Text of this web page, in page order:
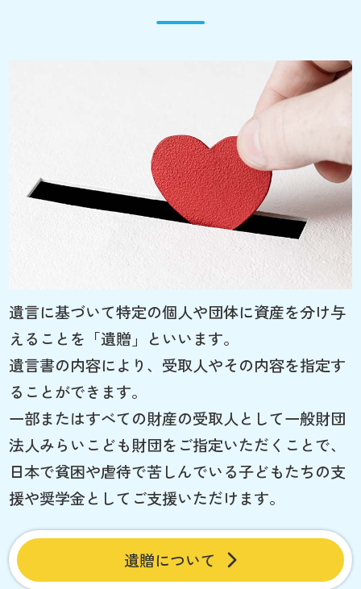
遺言に基づいて特定の個人や団体に資産を分け与
えることを「遺贈」といいます。
遺言書の内容により、受取人やその内容を指定す
ることができます。
一部またはすべての財産の受取人として一般財団
法人みらいこども財団をご指定いただくことで、
日本で貧困や虐待で苦しんでいる子どもたちの支
援や奨学金としてご支援いただけます。
遺贈について